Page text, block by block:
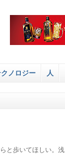
クノロジー 人
と歩いてほしい。浅